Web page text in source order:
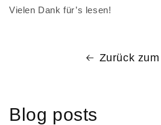
Vielen Dank für’s lesen!
Zurück
Blog posts